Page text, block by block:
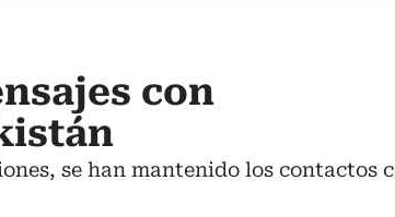
con
se han mantenido los contactos